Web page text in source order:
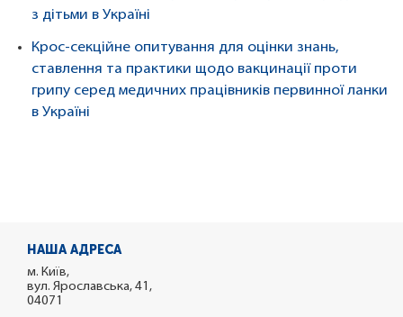
з дітьми в Україні
Крос-секційне опитування для оцінки знань,
ставлення та практики щодо вакцинації проти
грипу серед медичних працівників первинної ланки
в Україні
НАША АДРЕСА
м. Київ,
вул. Ярославська, 41,
04071